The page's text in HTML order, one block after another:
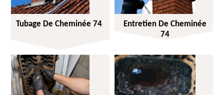
Tubage De Cheminée 74
Entretien De Cheminée
74